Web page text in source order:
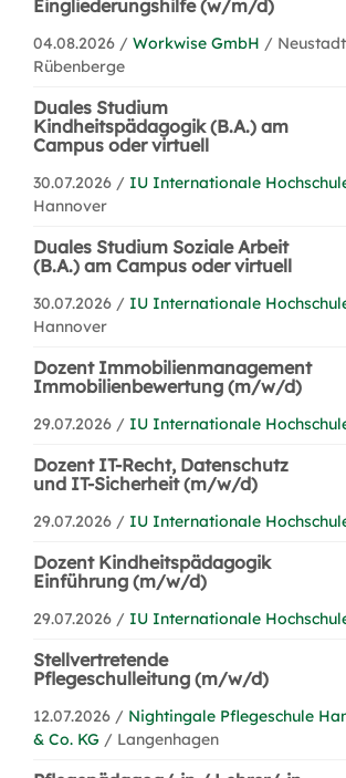
Eingliederungshilfe (w/m/d)
04.08.2026 / Workwise GmbH /
Rübenberge
Duales Studium
Kindheitspädagogik (B.A.) am
Campus oder virtuell
30.07.2026 / IU Internationale
Hannover
Duales Studium Soziale Arbeit
(B.A.) am Campus oder virtuell
30.07.2026 / IU Internationale
Hannover
Dozent Immobilienmanagement
Immobilienbewertung (m/w/d)
29.07.2026 / IU Internationale
Dozent IT-Recht, Datenschutz
und IT-Sicherheit (m/w/d)
29.07.2026 / IU Internationale
Dozent Kindheitspädagogik
Einführung (m/w/d)
29.07.2026 / IU Internationale
Stellvertretende
Pflegeschulleitung (m/w/d)
12.07.2026 / Nightingale Pflegeschule
& Co. KG / Langenhagen